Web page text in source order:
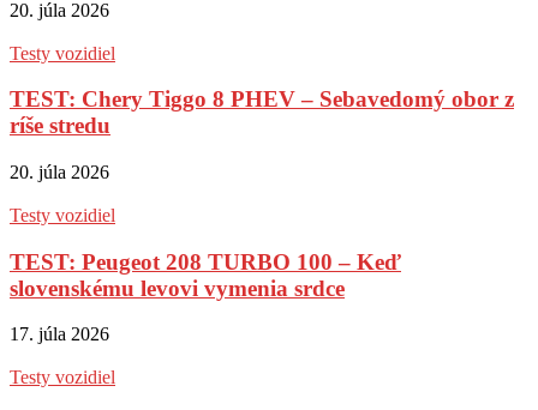
20. júla 2026
Testy vozidiel
TEST: Chery Tiggo 8 PHEV – Sebavedomý obor z
ríše stredu
20. júla 2026
Testy vozidiel
TEST: Peugeot 208 TURBO 100 – Keď
slovenskému levovi vymenia srdce
17. júla 2026
Testy vozidiel